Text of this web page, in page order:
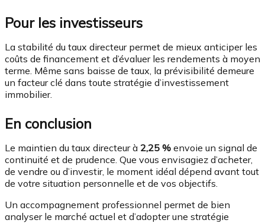
Pour les investisseurs
La stabilité du taux directeur permet de mieux anticiper les
coûts de financement et d’évaluer les rendements à moyen
terme. Même sans baisse de taux, la prévisibilité demeure
un facteur clé dans toute stratégie d’investissement
immobilier.
En conclusion
Le maintien du taux directeur à 2,25 % envoie un signal de
continuité et de prudence. Que vous envisagiez d’acheter,
de vendre ou d’investir, le moment idéal dépend avant tout
de votre situation personnelle et de vos objectifs.
Un accompagnement professionnel permet de bien
analyser le marché actuel et d’adopter une stratégie